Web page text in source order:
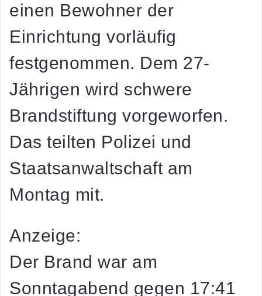
einen Bewohner der
Einrichtung vorläufig
festgenommen. Dem 27-
Jährigen wird schwere
Brandstiftung vorgeworfen.
Das teilten Polizei und
Staatsanwaltschaft am
Montag mit.
Anzeige:
Der Brand war am
Sonntagabend gegen 17:41